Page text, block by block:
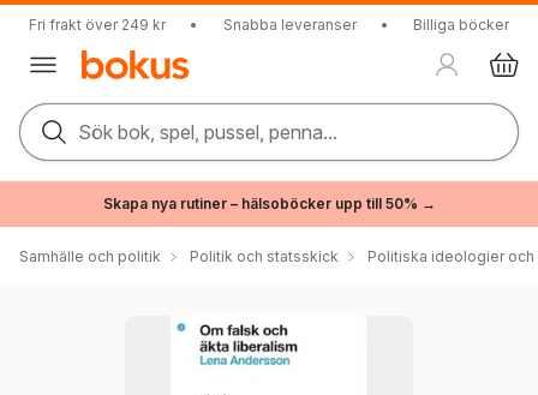
Fri frakt över 249 kr • Snabba leveranser • Billiga böcker
Sök bok, spel, pussel, penna...
Skapa nya rutiner – hälsoböcker upp till 50% →
Samhälle och politik Politik och statsskick Politiska ideologier och